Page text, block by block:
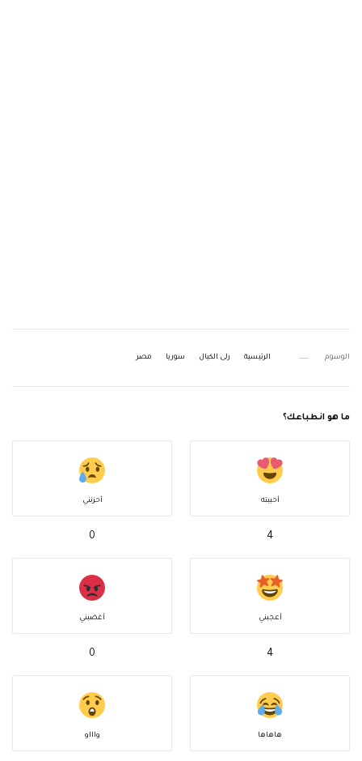
الوسوم الرئيسية رلى الكيال سوريا مصر
ما هو انطباعك؟
أحببته
4
أحزنني
0
أعجبني
4
أغضبني
0
هاهاها واااو